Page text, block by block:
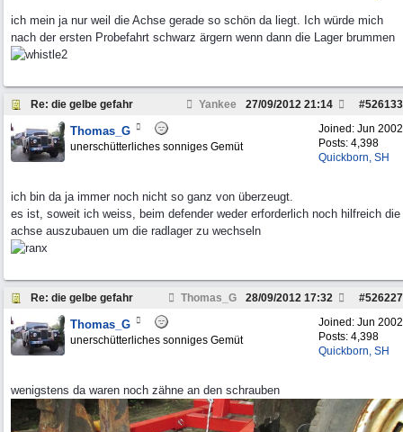
ich mein ja nur weil die Achse gerade so schön da liegt. Ich würde mich
nach der ersten Probefahrt schwarz ärgern wenn dann die Lager brummen
Re: die gelbe gefahr Yankee #526133
27/09/2012 21:14
Joined: Jun 2002
Posts: 4,398
Quickborn, SH
Thomas_G
unerschütterliches sonniges Gemüt
ich bin da ja immer noch nicht so ganz von überzeugt.
es ist, soweit ich weiss, beim defender weder erforderlich noch hilfreich die
achse auszubauen um die radlager zu wechseln
Re: die gelbe gefahr Thomas_G #526227
28/09/2012 17:32
Joined: Jun 2002
Posts: 4,398
Quickborn, SH
Thomas_G
unerschütterliches sonniges Gemüt
wenigstens da waren noch zähne an den schrauben